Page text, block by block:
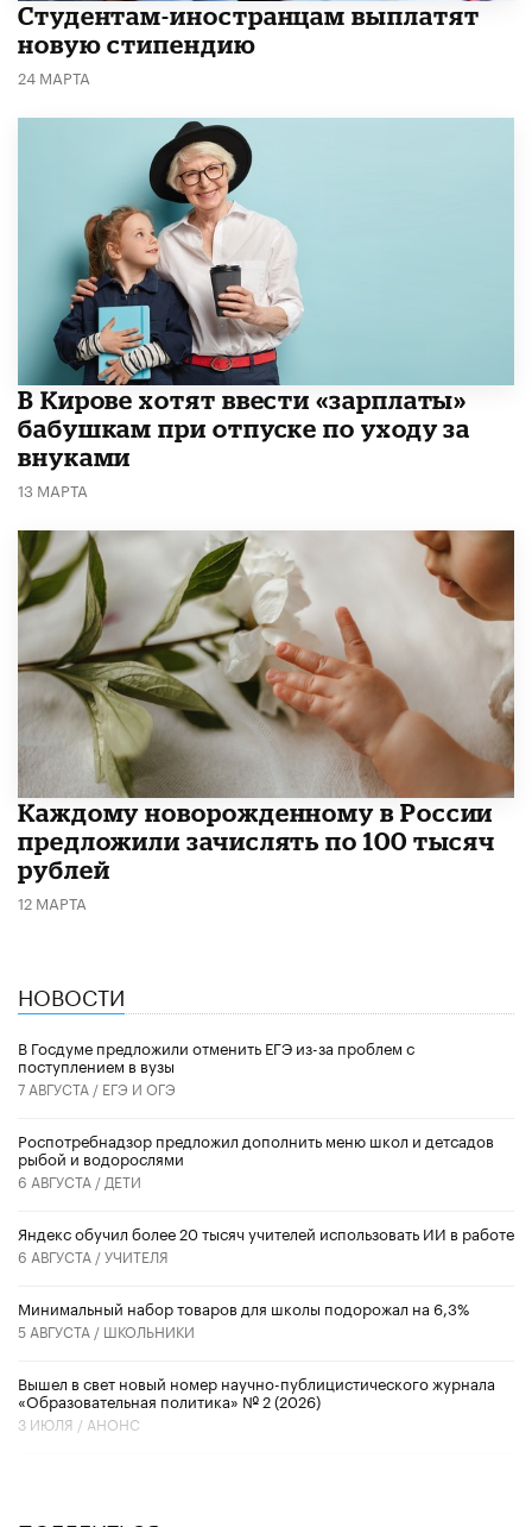
Студентам-иностранцам выплатят
новую стипендию
24 МАРТА
В Кирове хотят ввести «зарплаты»
бабушкам при отпуске по уходу за
внуками
13 МАРТА
Каждому новорожденному в России
предложили зачислять по 100 тысяч
рублей
12 МАРТА
НОВОСТИ
В Госдуме предложили отменить ЕГЭ из-за проблем с
поступлением в вузы
7 АВГУСТА / ЕГЭ И ОГЭ
Роспотребнадзор предложил дополнить меню школ и детсадов
рыбой и водорослями
6 АВГУСТА / ДЕТИ
​Яндекс обучил более 20 тысяч учителей использовать ИИ в работе
6 АВГУСТА /УЧИТЕЛЯ
Минимальный набор товаров для школы подорожал на 6,3%
5 АВГУСТА / ШКОЛЬНИКИ
Вышел в свет новый номер научно-публицистического журнала
«Образовательная политика» № 2 (2026)
3 ИЮЛЯ / АНОНС